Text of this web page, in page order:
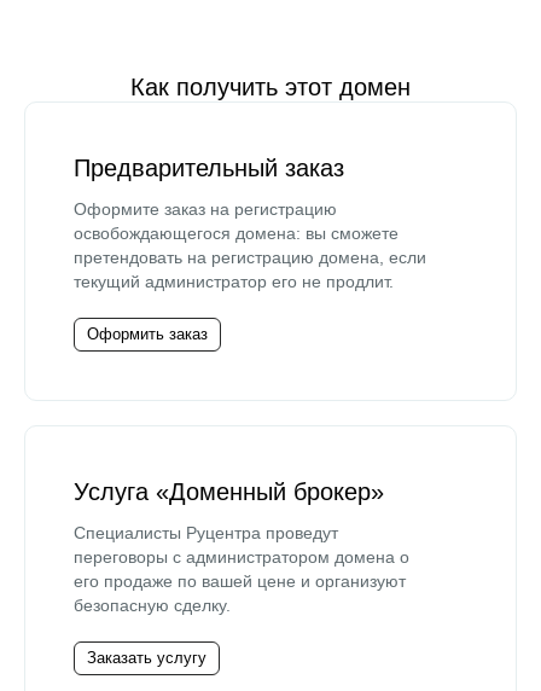
Как получить этот домен
Предварительный заказ
Оформите заказ на регистрацию
освобождающегося домена: вы сможете
претендовать на регистрацию домена, если
текущий администратор его не продлит.
Оформить заказ
Услуга «Доменный брокер»
Специалисты Руцентра проведут
переговоры с администратором домена о
его продаже по вашей цене и организуют
безопасную сделку.
Заказать услугу